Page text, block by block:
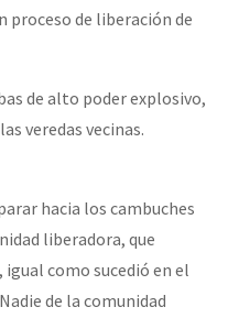
proceso de liberación de
de alto poder explosivo,
veredas vecinas.
hacia los cambuches
liberadora, que
como sucedió en el
de la comunidad